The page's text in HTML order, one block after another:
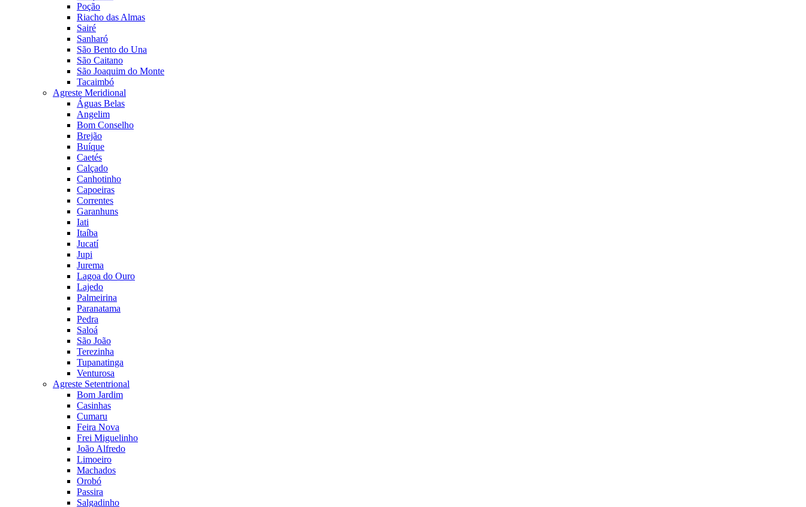
Poção
Riacho das Almas
Sairé
Sanharó
São Bento do Una
São Caitano
São Joaquim do Monte
Tacaimbó
Agreste Meridional
Águas Belas
Angelim
Bom Conselho
Brejão
Buíque
Caetés
Calçado
Canhotinho
Capoeiras
Correntes
Garanhuns
Iati
Itaíba
Jucatí
Jupi
Jurema
Lagoa do Ouro
Lajedo
Palmeirina
Paranatama
Pedra
Saloá
São João
Terezinha
Tupanatinga
Venturosa
Agreste Setentrional
Bom Jardim
Casinhas
Cumaru
Feira Nova
Frei Miguelinho
João Alfredo
Limoeiro
Machados
Orobó
Passira
Salgadinho